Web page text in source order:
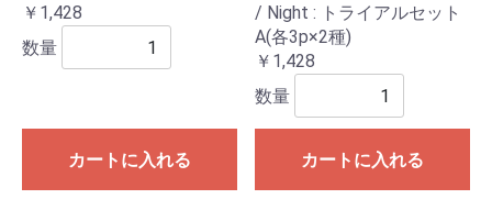
￥1,428
数量
カートに入れる
/ Night : トライアルセット
A(各3p×2種)
￥1,428
数量
カートに入れる